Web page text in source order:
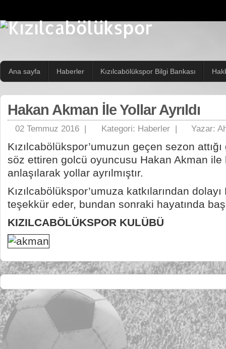
Ana sayfa Haberler Kızılcabölükspor Bilgi Bankası
Hakan Akman İle Yollar Ayrıldı
02 Temmuz 2016 | Kategori: Haberler | Yazar:
Kızılcabölükspor’umuzun geçen sezon
söz ettiren golcü oyuncusu Hakan Akman ile
anlaşılarak yollar ayrılmıştır.
Kızılcabölükspor’umuza katkılarından
teşekkür eder, bundan sonraki hayatında
KIZILCABÖLÜKSPOR KULÜBÜ